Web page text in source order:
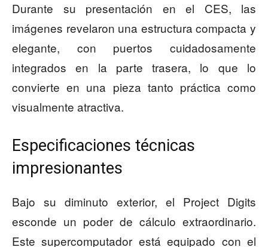
Durante su presentación en el CES, las
imágenes revelaron una estructura compacta y
elegante, con puertos cuidadosamente
integrados en la parte trasera, lo que lo
convierte en una pieza tanto práctica como
visualmente atractiva.
Especificaciones técnicas
impresionantes
Bajo su diminuto exterior, el Project Digits
esconde un poder de cálculo extraordinario.
Este supercomputador está equipado con el